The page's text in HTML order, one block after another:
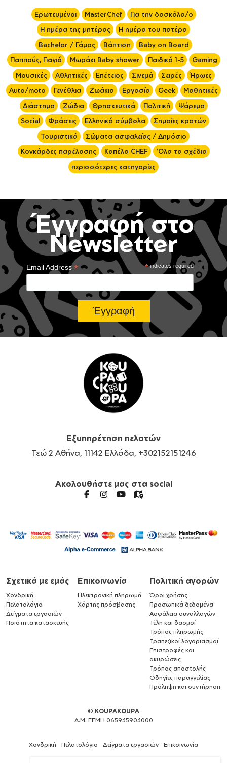
Ερωτευμένοι MasterChef
Για την δασκάλα/ο
Η ημέρα της μητέρας
Η ημέρα του πατέρα
Bachelor / Γάμος
Βάπτιση
Baby on Board
Παππούς, Γιαγιά
Μωράκι Baby shower Παιδικά 1-5
Gaming
Μουσικές
Αθλητικές Επέτειος Σινεμά Σειρές
Ήρωες
Auto/moto
Γενέθλια Ζωάκια Εργασία Geek
Μαθητικές
Διάστημα
Ζώδια Θρησκευτικά Πολιτική
Ψάρεμα
Social
Φράσεις Ελληνικά σύμβολα
Σημαίες κρατών
Τουριστικά
Σώματα ασφαλείας / Δημόσιο
Κονκάρδες παρέλασης
Καπέλα CHEF
'Ολα τα σχέδια
περισσότερες κατηγορίες
Έγγραφή στο
Newsletter
*indicates required
Email Address*
Εξυπηρέτηση πελατών
Τεώ 2 Αθήνα, 11142 Ελλάδα, +302152151246
Ακολουθήστε μας στα social
Σχετικά με εμάς
Χονδρική
Πελατολόγιο
Δείγματα εργασιών
Ποιότητα κατασκευής
Επικοινωνία
Ηλεκτρονική πληρωμή
Χάρτης πρόσβασης
Πολιτική αγορών
Όροι χρήσης
Προσωπικά δεδομένα
Ασφάλεια συναλλαγών
Τέλη και δασμοί
Τρόπος πληρωμής
Τραπεζικοί λογαριασμοί
Επιστροφές και
ακυρώσεις
Τρόπος αποστολής
Οδηγίες παραγγελίας
Πρόληψη και συντήρηση
© KOUPAKOUPA
Α.Μ. ΓΕΜΗ 065935903000
Χονδρική Πελατολόγιο Δείγματα εργασιών Επικοινωνία